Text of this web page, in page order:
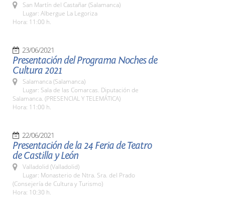
San Martín del Castañar (Salamanca)
Lugar: Albergue La Legoriza
Hora: 11:00 h.
23/06/2021
Presentación del Programa Noches de
Cultura 2021
Salamanca (Salamanca)
Lugar: Sala de las Comarcas. Diputación de
Salamanca. (PRESENCIAL Y TELEMÁTICA)
Hora: 11:00 h.
22/06/2021
Presentación de la 24 Feria de Teatro
de Castilla y León
Valladolid (Valladolid)
Lugar: Monasterio de Ntra. Sra. del Prado
(Consejería de Cultura y Turismo)
Hora: 10:30 h.